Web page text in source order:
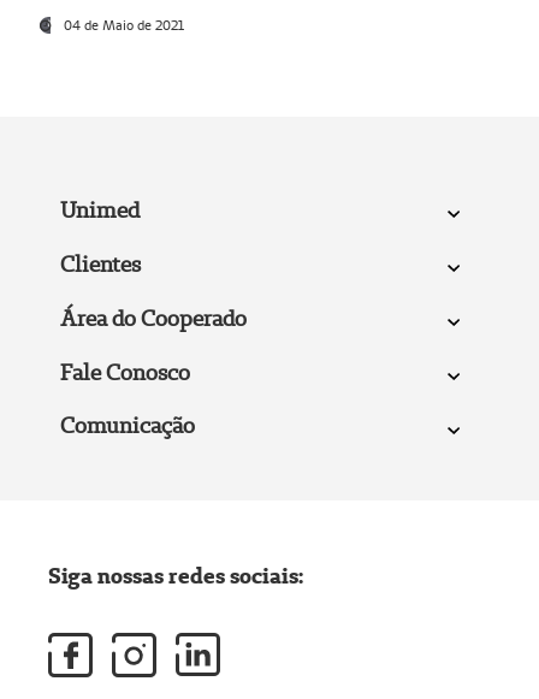
04 de Maio de 2021
Unimed
Clientes
Área do Cooperado
Fale Conosco
Comunicação
Siga nossas redes sociais: